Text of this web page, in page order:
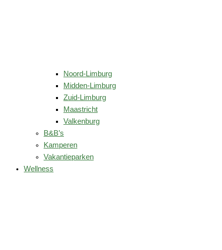
Noord-Limburg
Midden-Limburg
Zuid-Limburg
Maastricht
Valkenburg
B&B’s
Kamperen
Vakantieparken
Wellness